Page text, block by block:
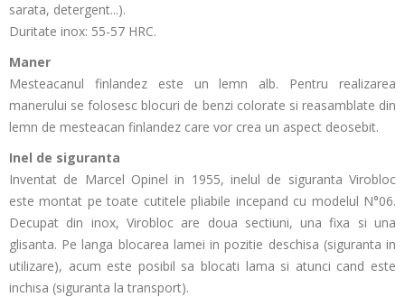
sarata, detergent...).
Duritate inox: 55-57 HRC.
Maner
Mesteacanul finlandez este un lemn alb. Pentru realizarea
manerului se folosesc blocuri de benzi colorate si reasamblate din
lemn de mesteacan finlandez care vor crea un aspect deosebit.
Inel de siguranta
Inventat de Marcel Opinel in 1955, inelul de siguranta Virobloc
este montat pe toate cutitele pliabile incepand cu modelul N°06.
Decupat din inox, Virobloc are doua sectiuni, una fixa si una
glisanta. Pe langa blocarea lamei in pozitie deschisa (siguranta in
utilizare), acum este posibil sa blocati lama si atunci cand este
inchisa (siguranta la transport).